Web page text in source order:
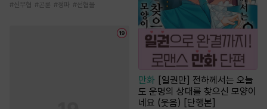
#신무협 #곤륜 #정파 #선협물
만화 [일권만] 전하께서는 오늘
도 운명의 상대를 찾으신 모양이
네요 (웃음) [단행본]